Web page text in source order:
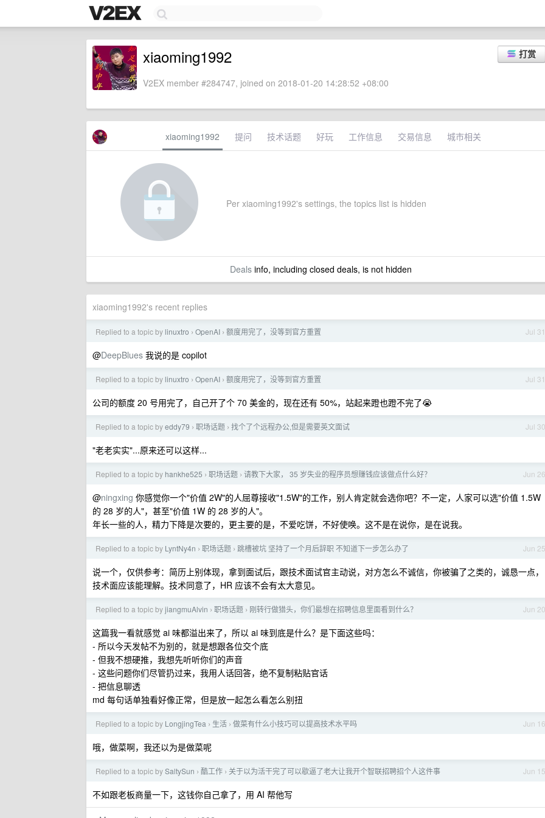
打赏
xiaoming1992
V2EX member #284747, joined on 2018-01-20 14:28:52 +08:00
xiaoming1992 提问 技术话题 好玩 工作信息 交易信息 城市相关
Per xiaoming1992's settings, the topics list is hidden
Dealsinfo, including closed deals, is not hidden
xiaoming1992's recent replies
Jul 31
Replied to a topic by linuxtro › OpenAI › 额度用完了，没等到官方重置
@DeepBlues 我说的是 copilot
Jul 31
Replied to a topic by linuxtro › OpenAI › 额度用完了，没等到官方重置
公司的额度 20 号用完了，自己开了个 70 美金的，现在还有 50%，站起来蹬也蹬不完了😭
Jul 30
Replied to a topic byeddy79 › 职场话题 › 找个了个远程办公,但是需要英文面试
"老老实实"...原来还可以这样...
Jun 26
Replied to a topic by hankhe525 › 职场话题 › 请教下大家， 35 岁失业的程序员想赚钱应该做点什么好？
@ningxing 你感觉你一个"价值 2W"的人屈尊接收"1.5W"的工作，别人肯定就会选你吧？不一定，人家可以选"价值 1.5W
的 28 岁的人"，甚至"价值 1W 的 28 岁的人"。
年长一些的人，精力下降是次要的，更主要的是，不爱吃饼，不好使唤。这不是在说你，是在说我。
Jun 25
Replied to a topic by LyntNy4n › 职场话题 › 跳槽被坑 坚持了一个月后辞职 不知道下一步怎么办了
说一个，仅供参考：简历上别体现，拿到面试后，跟技术面试官主动说，对方怎么不诚信，你被骗了之类的，诚恳一点，
技术面应该能理解。技术同意了，HR 应该不会有太大意见。
Jun 20
Replied to a topic byjiangmuAlvin › 职场话题 › 刚转行做猎头，你们最想在招聘信息里面看到什么？
这篇我一看就感觉 ai 味都溢出来了，所以 ai 味到底是什么？是下面这些吗：
- 所以今天发帖不为别的，就是想跟各位交个底
- 但我不想硬推，我想先听听你们的声音
- 这些问题你们尽管扔过来，我用人话回答，绝不复制粘贴官话
- 把信息聊透
md 每句话单独看好像正常，但是放一起怎么看怎么别扭
Jun 16
Replied to a topic by LongjingTea › 生活 › 做菜有什么小技巧可以提高技术水平吗
哦，做菜啊，我还以为是做菜呢
Jun 15
Replied to a topic bySaltySun › 酷工作 › 关于以为活干完了可以歇逼了老大让我开个智联招聘招个人这件事
不如跟老板商量一下，这钱你自己拿了，用 AI 帮他写